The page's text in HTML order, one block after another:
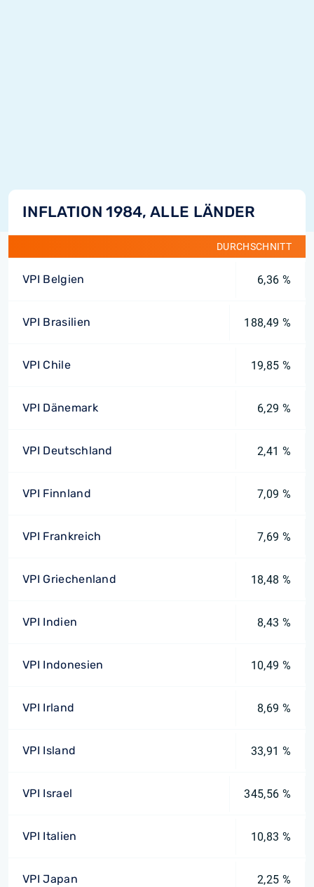
INFLATION 1984, ALLE LÄNDER
DURCHSCHNITT
VPI Belgien 6,36 %
VPI Brasilien 188,49 %
VPI Chile 19,85 %
VPI Dänemark 6,29 %
VPI Deutschland 2,41 %
VPI Finnland 7,09 %
VPI Frankreich 7,69 %
VPI Griechenland 18,48 %
VPI Indien 8,43 %
VPI Indonesien 10,49 %
VPI Irland 8,69 %
VPI Island 33,91 %
VPI Israel 345,56 %
VPI Italien 10,83 %
VPI Japan 2,25 %